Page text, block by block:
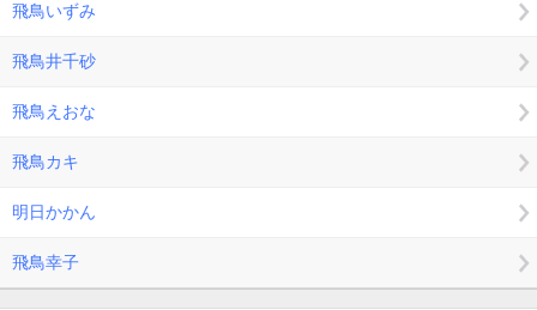
飛鳥いずみ
飛鳥井千砂
飛鳥えおな
飛鳥カキ
明日かかん
飛鳥幸子